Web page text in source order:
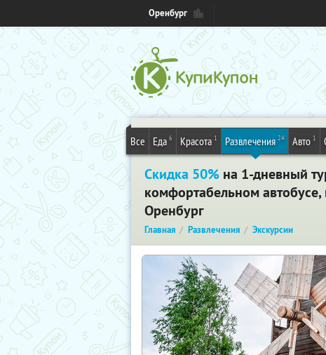
Оренбург
Все Еда 6 Красота 1 Развлечения 24 Авто 1
Скидка 50% на 1-дневный
комфортабельном
Оренбург
Главная Развлечения Экскурсии